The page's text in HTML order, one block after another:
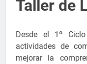
Taller de
Desde el 1º
actividades de
mejorar la